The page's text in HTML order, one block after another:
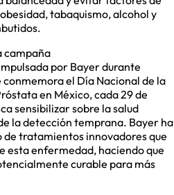
tabaquismo, alcohol y
campaña
por Bayer durante
conmemora el Día Nacional de la
en México, cada 29 de
sensibilizar sobre la salud
la detección temprana. Bayer ha
tratamientos innovadores que
esta enfermedad, haciendo que
curable para más